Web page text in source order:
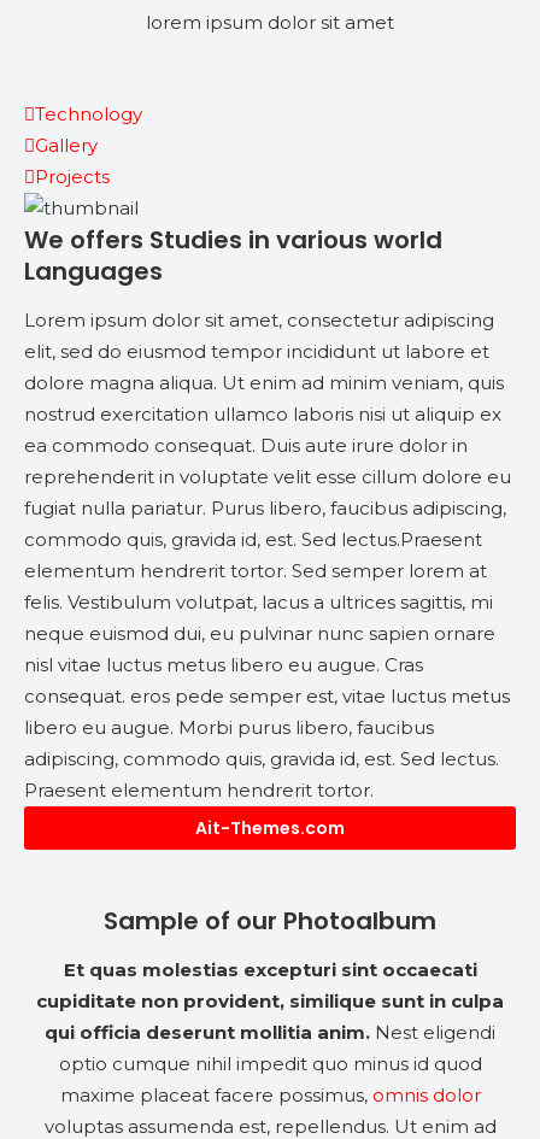
lorem ipsum dolor sit amet
Technology
Gallery
Projects
We offers Studies in various world
Languages
Lorem ipsum dolor sit amet, consectetur adipiscing
elit, sed do eiusmod tempor incididunt ut labore et
dolore magna aliqua. Ut enim ad minim veniam, quis
nostrud exercitation ullamco laboris nisi ut aliquip ex
ea commodo consequat. Duis aute irure dolor in
reprehenderit in voluptate velit esse cillum dolore eu
fugiat nulla pariatur. Purus libero, faucibus adipiscing,
commodo quis, gravida id, est. Sed lectus.Praesent
elementum hendrerit tortor. Sed semper lorem at
felis. Vestibulum volutpat, lacus a ultrices sagittis, mi
neque euismod dui, eu pulvinar nunc sapien ornare
nisl vitae luctus metus libero eu augue. Cras
consequat. eros pede semper est, vitae luctus metus
libero eu augue. Morbi purus libero, faucibus
adipiscing, commodo quis, gravida id, est. Sed lectus.
Praesent elementum hendrerit tortor.
Ait-Themes.com
Sample of our Photoalbum
Et quas molestias excepturi sint occaecati
cupiditate non provident, similique sunt in culpa
qui officia deserunt mollitia anim. Nest eligendi
optio cumque nihil impedit quo minus id quod
maxime placeat facere possimus, omnis dolor
voluptas assumenda est, repellendus. Ut enim ad